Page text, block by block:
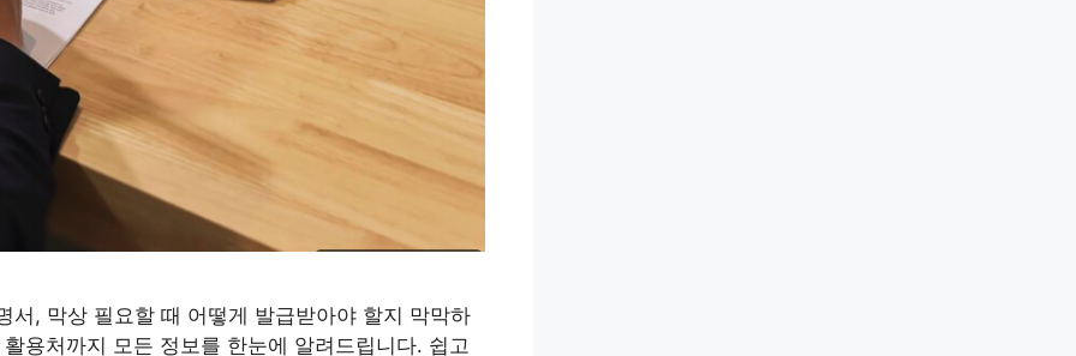
서, 막상 필요할 때 어떻게 발급받아야 할지 막막하
용처까지 모든 정보를 한눈에 알려드립니다. 쉽고